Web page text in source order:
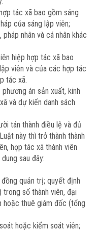
tác xã bao gồm sáng
của sáng lập viên;
nhân và cá nhân khác
hiệp hợp tác xã bao
viên và của các hợp tác
tác xã.
án sản xuất, kinh
và dự kiến danh sách
tán thành điều lệ và đủ
này thì trở thành thành
hợp tác xã thành viên
sau đây:
quản trị; quyết định
số thành viên, đại
hoặc thuê giám đốc (tổng
hoặc kiểm soát viên;